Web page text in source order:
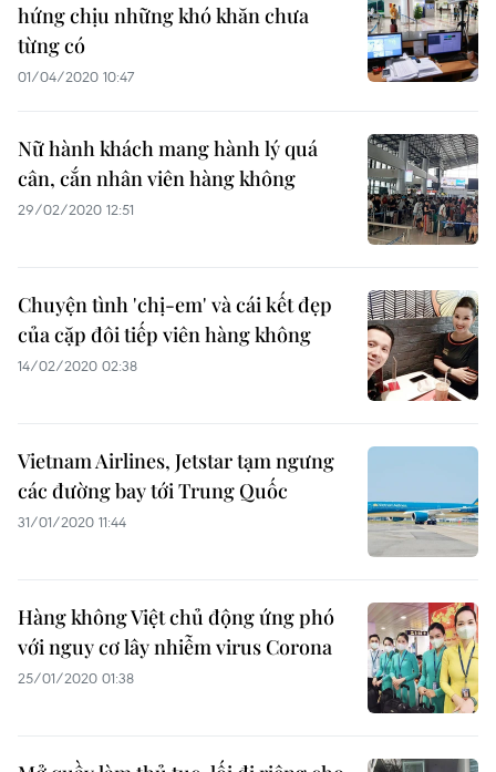
hứng chịu những khó khăn chưa
từng có
01/04/2020 10:47
Nữ hành khách mang hành lý quá
cân, cắn nhân viên hàng không
29/02/2020 12:51
Chuyện tình 'chị-em' và cái kết đẹp
của cặp đôi tiếp viên hàng không
14/02/2020 02:38
Vietnam Airlines, Jetstar tạm ngưng
các đường bay tới Trung Quốc
31/01/2020 11:44
Hàng không Việt chủ động ứng phó
với nguy cơ lây nhiễm virus Corona
25/01/2020 01:38